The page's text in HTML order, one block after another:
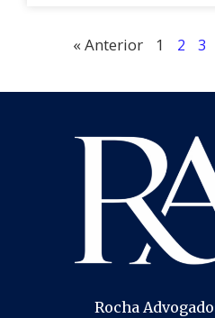
« Anterior 1 2 3
Rocha